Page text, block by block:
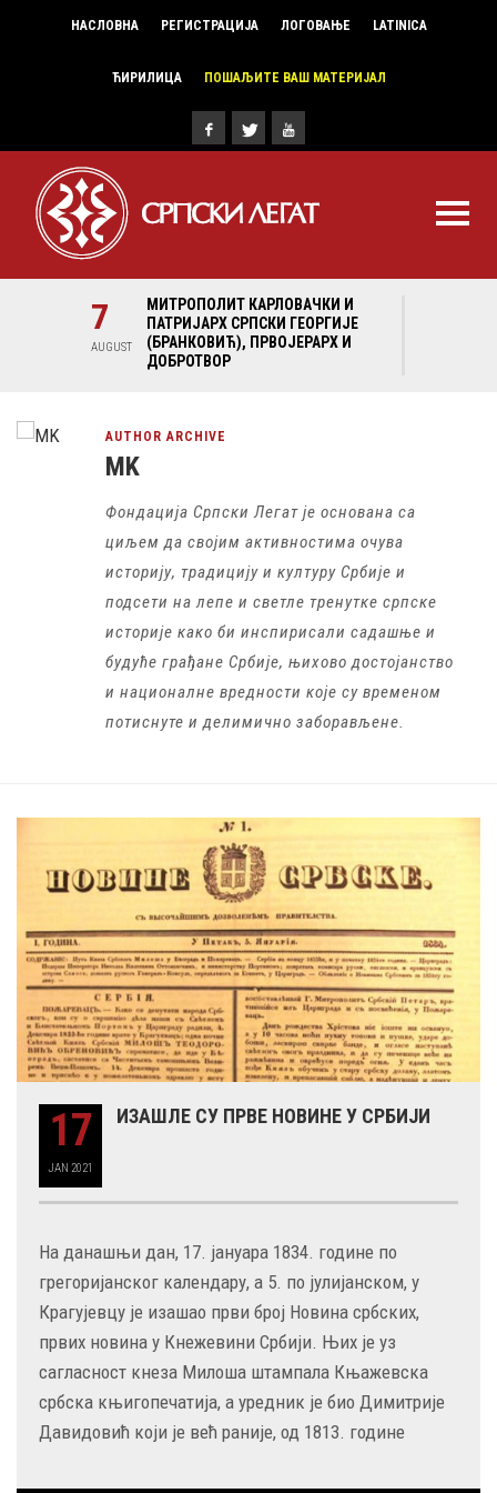
НАСЛОВНА РЕГИСТРАЦИЈА ЛОГОВАЊЕ LATINICA
ЋИРИЛИЦА ПОШАЉИТЕ ВАШ МАТЕРИЈАЛ
7
AUGUST
МИТРОПОЛИТ КАРЛОВАЧКИ И
ПАТРИЈАРХ СРПСКИ ГЕОРГИЈЕ
(БРАНКОВИЋ), ПРВОЈЕРАРХ И
ДОБРОТВОР
AUTHOR ARCHIVE
MK
Фондација Српски Легат је основана са
циљем да својим активностима очува
историју, традицију и културу Србије и
подсети на лепе и светле тренутке српске
историје како би инспирисали садашње и
будуће грађане Србије, њихово достојанство
и националне вредности које су временом
потиснуте и делимично заборављене.
17
JAN 2021
ИЗАШЛЕ СУ ПРВЕ НОВИНЕ У СРБИЈИ
На данашњи дан, 17. јануара 1834. године по
грегоријанског календару, а 5. по јулијанском, у
Крагујевцу је изашао први број Новина србских,
првих новина у Кнежевини Србији. Њих је уз
сагласност кнеза Милоша штампала Књажевска
србска књигопечатија, а уредник је био Димитрије
Давидовић који је већ раније, од 1813. године